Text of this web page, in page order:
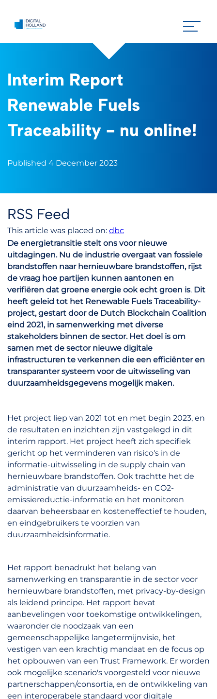
Interim Report
Renewable Fuels
Traceability - nu online!
Published 4 December 2023
RSS Feed
This article was placed on: dbc
De energietransitie stelt ons voor nieuwe
uitdagingen. Nu de industrie overgaat van fossiele
brandstoffen naar hernieuwbare brandstoffen, rijst
de vraag hoe partijen kunnen aantonen en
verifiëren dat groene energie ook echt groen is. Dit
heeft geleid tot het Renewable Fuels Traceability-
project, gestart door de Dutch Blockchain Coalition
eind 2021, in samenwerking met diverse
stakeholders binnen de sector. Het doel is om
samen met de sector nieuwe digitale
infrastructuren te verkennen die een efficiënter en
transparanter systeem voor de uitwisseling van
duurzaamheidsgegevens mogelijk maken.
Het project liep van 2021 tot en met begin 2023, en
de resultaten en inzichten zijn vastgelegd in dit
interim rapport. Het project heeft zich specifiek
gericht op het verminderen van risico's in de
informatie-uitwisseling in de supply chain van
hernieuwbare brandstoffen. Ook trachtte het de
administratie van duurzaamheids- en CO2-
emissiereductie-informatie en het monitoren
daarvan beheersbaar en kosteneffectief te houden,
en eindgebruikers te voorzien van
duurzaamheidsinformatie.
Het rapport benadrukt het belang van
samenwerking en transparantie in de sector voor
hernieuwbare brandstoffen, met privacy-by-design
als leidend principe. Het rapport bevat
aanbevelingen voor toekomstige ontwikkelingen,
waaronder de noodzaak van een
gemeenschappelijke langetermijnvisie, het
vestigen van een krachtig mandaat en de focus op
het opbouwen van een Trust Framework. Er worden
ook mogelijke scenario's voorgesteld voor nieuwe
partnerschappen/consortia, en de ontwikkeling van
een interoperabele standaard voor digitale